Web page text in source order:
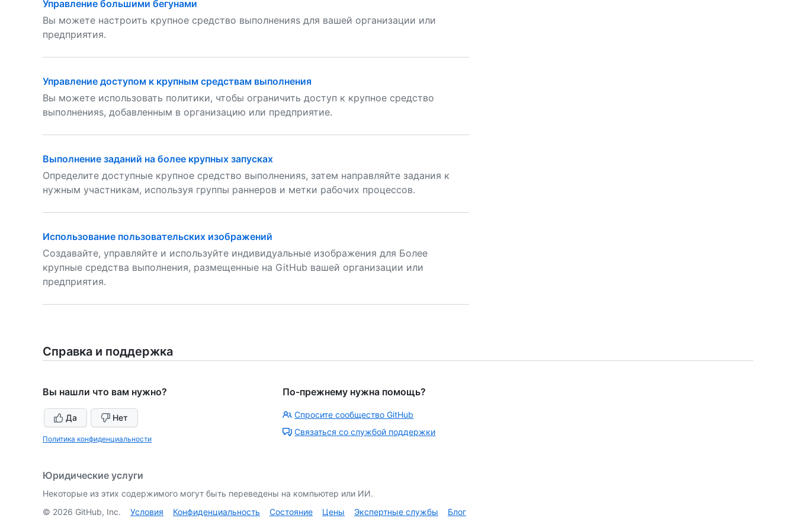
Управление большими бегунами
Вы можете настроить крупное средство выполненияs для вашей организации или
предприятия.
Управление доступом к крупным средствам выполнения
Вы можете использовать политики, чтобы ограничить доступ к крупное средство
выполненияs, добавленным в организацию или предприятие.
Выполнение заданий на более крупных запусках
Определите доступные крупное средство выполненияs, затем направляйте задания к
нужным участникам, используя группы раннеров и метки рабочих процессов.
Использование пользовательских изображений
Создавайте, управляйте и используйте индивидуальные изображения для Более
крупные средства выполнения, размещенные на GitHub вашей организации или
предприятия.
Справка и поддержка
Вы нашли что вам нужно?
Да Нет
Политика конфиденциальности
По-прежнему нужна помощь?
Спросите сообщество GitHub
Связаться со службой поддержки
Юридические услуги
Некоторые из этих содержимого могут быть переведены на компьютер или ИИ.
© 2026 GitHub, Inc. Условия Конфиденциальность Состояние Цены Экспертные службы Блог